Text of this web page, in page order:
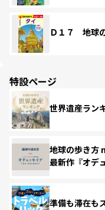
Ｄ１７ 地球
特設ページ
世界遺産ラン
地球の歩き方
最新作『オデ
準備も滞在も